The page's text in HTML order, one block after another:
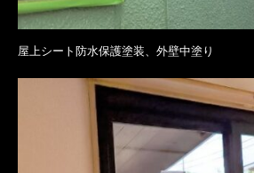
屋上シート防水保護塗装、外壁中塗り